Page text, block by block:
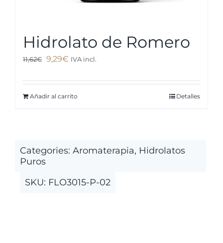
Hidrolato de Romero
11,62€ El
original
era:
9,29€El
actual
es:
IVA incl.
Añadir al carrito Detalles
Categories: Aromaterapia, Hidrolatos
Puros
SKU: FLO3015-P-02